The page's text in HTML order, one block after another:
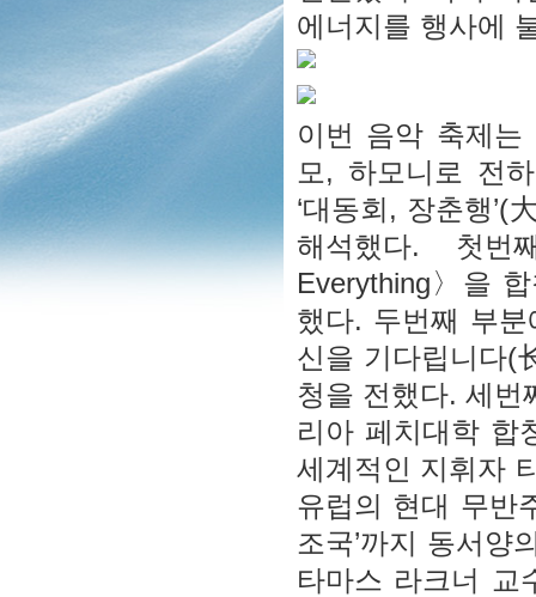
에너지를 행사에
이번 음악 축제는
모, 하모니로 전
‘대동회, 장춘행
해석했다. 첫
Everything〉을
했다. 두번째 부
신을 기다립니다(
청을 전했다. 세번
리아 페치대학 합
세계적인 지휘자
유럽의 현대 무반
조국’까지 동서
타마스 라크너 교